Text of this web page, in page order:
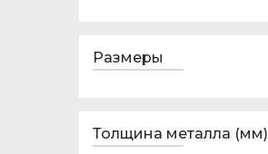
Размеры
Толщина металла (мм)